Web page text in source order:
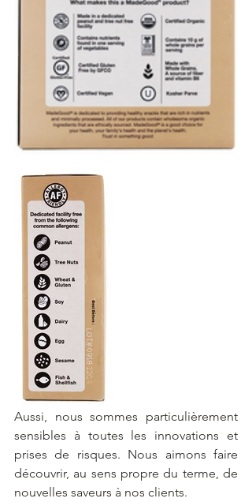
Aussi, nous sommes particulièrement
sensibles à toutes les innovations et
prises de risques. Nous aimons faire
découvrir, au sens propre du terme, de
nouvelles saveurs à nos clients.